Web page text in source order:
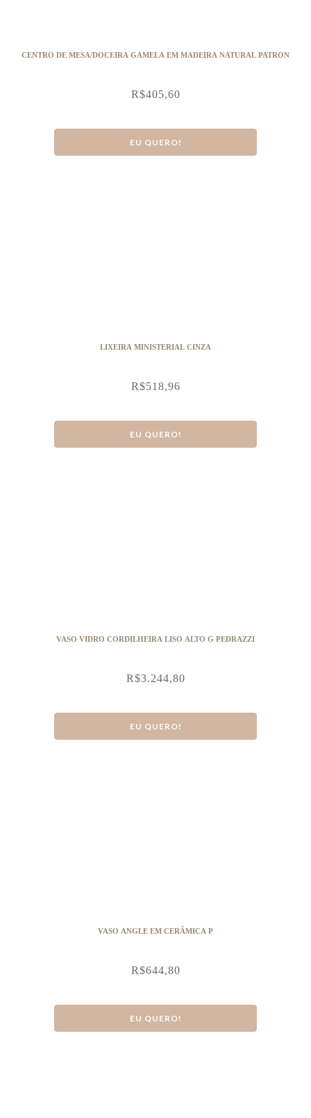
CENTRO DE MESA/DOCEIRA GAMELA EM MADEIRA NATURAL PATRON
R$405,60
EU QUERO!
LIXEIRA MINISTERIAL CINZA
R$518,96
EU QUERO!
VASO VIDRO CORDILHEIRA LISO ALTO G PEDRAZZI
R$3.244,80
EU QUERO!
VASO ANGLE EM CERÂMICA P
R$644,80
EU QUERO!